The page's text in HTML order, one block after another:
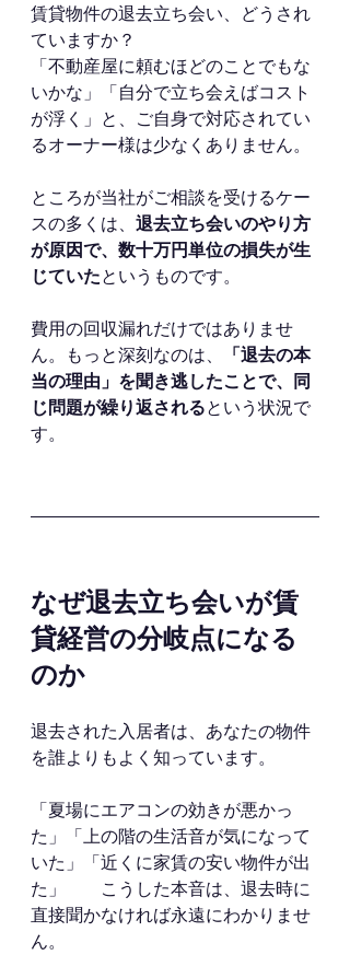
賃貸物件の退去立ち会い、どうされ
ていますか？
「不動産屋に頼むほどのことでもな
いかな」「自分で立ち会えばコスト
が浮く」と、ご自身で対応されてい
るオーナー様は少なくありません。
ところが当社がご相談を受けるケー
スの多くは、 退去立ち会いのやり方
が原因で、数十万円単位の損失が生
じていたというものです。
費用の回収漏れだけではありませ
ん。もっと深刻なのは、
「退去の本
当の理由」を聞き逃したことで、同
じ問題が繰り返されるという状況で
す。
なぜ退去立ち会いが賃
貸経営の分岐点になる
のか
退去された入居者は、あなたの物件
を誰よりもよく知っています。
「夏場にエアコンの効きが悪かっ
た」「上の階の生活音が気になって
いた」「近くに家賃の安い物件が出
た」　　こうした本音は、退去時に
直接聞かなければ永遠にわかりませ
ん。